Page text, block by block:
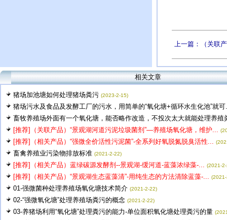
上一篇：（关联
相关文章
猪场加池塘如何处理猪场粪污 (2023-2-15)
猪场污水及食品及发酵工厂的污水，用简单的“氧化塘+循环水生化池”就
畜牧养殖场外面有一个氧化塘，能否略作改造，不投次太大就能处理养殖
[推荐]（关联产品）“景观湖河道污泥垃圾菌剂”—养殖场氧化塘，维护...
[推荐]（相关产品）“强微全价活性污泥菌”-全系列好氧脱氮脱臭活性...
畜禽养殖业污染物排放标准 (2021-2-22)
[推荐]（相关产品）蓝绿碳源发酵剂--景观湖-缓河道-蓝藻浓绿藻-... (2021-
[推荐]（相关产品）“景观湖生态蓝藻清”-用纯生态的方法清除蓝藻-...
01-强微菌种处理养殖场氧化塘技术简介 (2021-2-22)
02-“强微氧化塘”处理养殖场粪污的概念 (2021-2-22)
03-养猪场利用“氧化塘”处理粪污的能力-单位面积氧化塘处理粪污的量